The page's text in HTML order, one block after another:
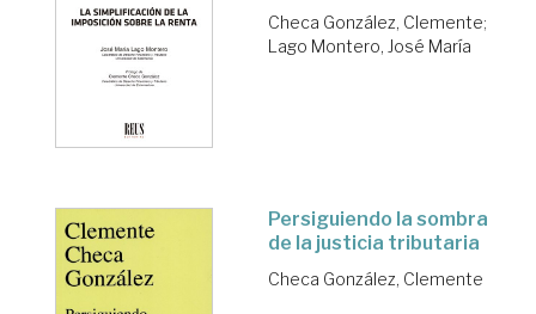
Checa González, Clemente;
Lago Montero, José María
Persiguiendo la sombra
de la justicia tributaria
Checa González, Clemente